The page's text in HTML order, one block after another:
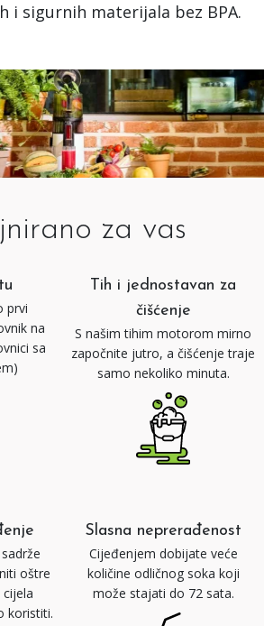
i sigurnih materijala bez BPA.
za vas
prvi
na
sa
Tih i jednostavan za
čišćenje
S našim tihim motorom mirno
započnite jutro, a čišćenje traje
samo nekoliko minuta.
oštre
koristiti.
Slasna neprerađenost
Cijeđenjem dobijate veće
količine odličnog soka koji
može stajati do 72 sata.